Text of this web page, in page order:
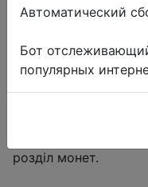
Знижка монетками
розділ монет.
Автоматический
Бот
популярных